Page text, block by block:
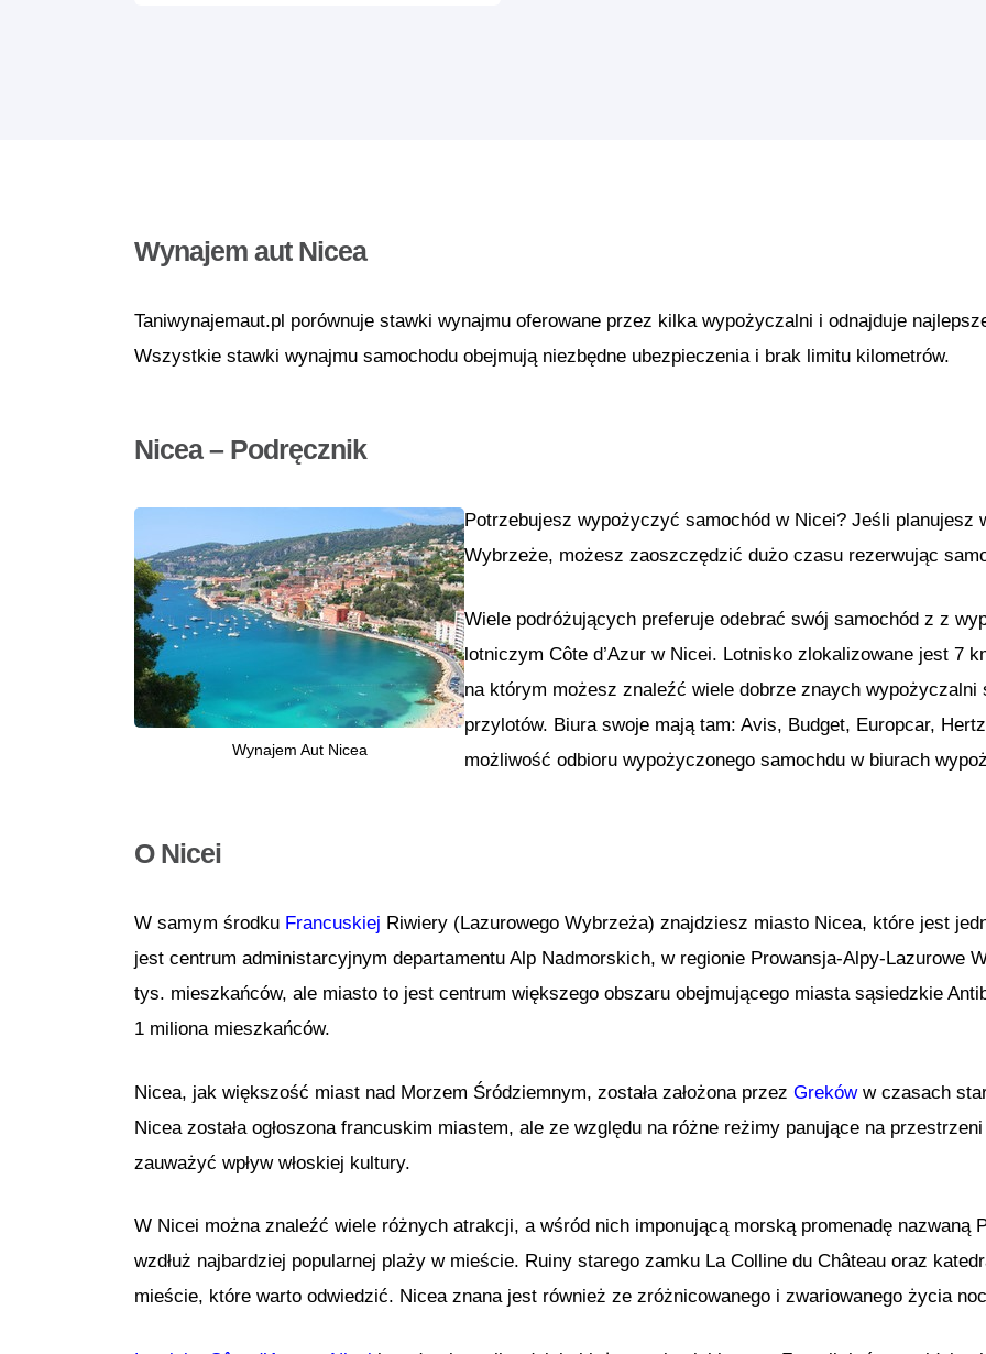
Wynajem aut Nicea
Taniwynajemaut.pl porównuje stawki wynajmu oferowane przez kilka wypożyczalni i odnajduje
Wszystkie stawki wynajmu samochodu obejmują niezbędne ubezpieczenia i brak limitu kilometrów.
Nicea – Podręcznik
Wynajem Aut Nicea
Potrzebujesz wypożyczyć samochód w Nicei? Jeśli planujesz
Wybrzeże, możesz zaoszczędzić dużo czasu rezerwując
Wiele podróżujących preferuje odebrać swój samochód z z
lotniczym Côte d’Azur w Nicei. Lotnisko zlokalizowane jest 7
na którym możesz znaleźć wiele dobrze znaych
przylotów. Biura swoje mają tam: Avis, Budget, Europcar,
możliwość odbioru wypożyczonego samochdu w biurach
O Nicei
W samym środku Francuskiej Riwiery (Lazurowego Wybrzeża) znajdziesz miasto Nicea, które jest
jest centrum administarcyjnym departamentu Alp Nadmorskich, w regionie Prowansja-Alpy-Lazurowe
tys. mieszkańców, ale miasto to jest centrum większego obszaru obejmującego miasta sąsiedzkie
1 miliona mieszkańców.
Nicea, jak większość miast nad Morzem Śródziemnym, została założona przez Grekóww czasach
Nicea została ogłoszona francuskim miastem, ale ze względu na różne reżimy panujące na
zauważyć wpływ włoskiej kultury.
W Nicei można znaleźć wiele różnych atrakcji, a wśród nich imponującą morską promenadę nazwaną
wzdłuż najbardziej popularnej plaży w mieście. Ruiny starego zamku La Colline du Château oraz
mieście, które warto odwiedzić. Nicea znana jest również ze zróżnicowanego i zwariowanego życia